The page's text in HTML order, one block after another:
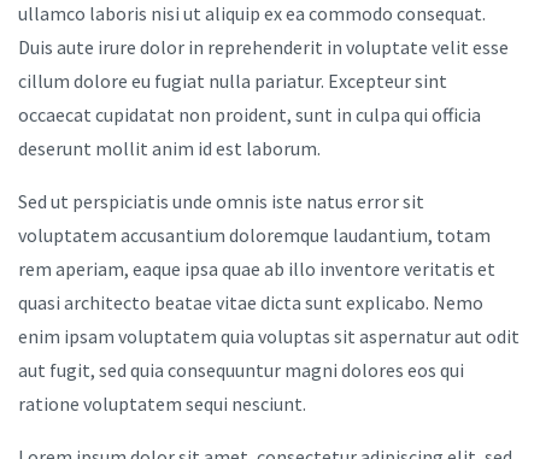
ullamco laboris nisi ut aliquip ex ea commodo consequat.
Duis aute irure dolor in reprehenderit in voluptate velit esse
cillum dolore eu fugiat nulla pariatur. Excepteur sint
occaecat cupidatat non proident, sunt in culpa qui officia
deserunt mollit anim id est laborum.
Sed ut perspiciatis unde omnis iste natus error sit
voluptatem accusantium doloremque laudantium, totam
rem aperiam, eaque ipsa quae ab illo inventore veritatis et
quasi architecto beatae vitae dicta sunt explicabo. Nemo
enim ipsam voluptatem quia voluptas sit aspernatur aut odit
aut fugit, sed quia consequuntur magni dolores eos qui
ratione voluptatem sequi nesciunt.